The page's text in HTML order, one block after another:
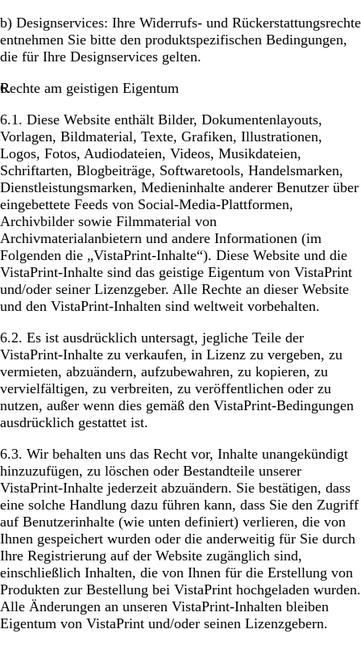
b) Designservices: Ihre Widerrufs- und Rückerstattungsrechte
entnehmen Sie bitte den produktspezifischen Bedingungen,
die für Ihre De­sign­ser­vices gelten.
Rechte am geistigen Eigentum
6.1. Diese Website enthält Bilder, Dokumentenlayouts,
Vorlagen, Bildmaterial, Texte, Grafiken, Illustrationen,
Logos, Fotos, Audiodateien, Videos, Musikdateien,
Schriftarten, Blogbeiträge, Softwaretools, Handelsmarken,
Dienstleistungsmarken, Medieninhalte anderer Benutzer über
eingebettete Feeds von Social-Media-Plattformen,
Archivbilder sowie Filmmaterial von
Archivmaterialanbietern und andere Informationen (im
Folgenden die „VistaPrint-Inhalte“). Diese Website und die
VistaPrint-Inhalte sind das geistige Eigentum von VistaPrint
und/oder seiner Lizenzgeber. Alle Rechte an dieser Website
und den VistaPrint-Inhalten sind weltweit vorbehalten.
6.2. Es ist ausdrücklich untersagt, jegliche Teile der
VistaPrint-Inhalte zu verkaufen, in Lizenz zu vergeben, zu
vermieten, abzuändern, aufzubewahren, zu kopieren, zu
vervielfältigen, zu verbreiten, zu veröffentlichen oder zu
nutzen, außer wenn dies gemäß den VistaPrint-Bedingungen
ausdrücklich gestattet ist.
6.3. Wir behalten uns das Recht vor, Inhalte unangekündigt
hinzuzufügen, zu löschen oder Bestandteile unserer
VistaPrint-Inhalte jederzeit abzuändern. Sie bestätigen, dass
eine solche Handlung dazu führen kann, dass Sie den Zugriff
auf Benutzerinhalte (wie unten definiert) verlieren, die von
Ihnen gespeichert wurden oder die anderweitig für Sie durch
Ihre Registrierung auf der Website zugänglich sind,
einschließlich Inhalten, die von Ihnen für die Erstellung von
Produkten zur Bestellung bei VistaPrint hochgeladen wurden.
Alle Änderungen an unseren VistaPrint-Inhalten bleiben
Eigentum von VistaPrint und/oder seinen Lizenzgebern.